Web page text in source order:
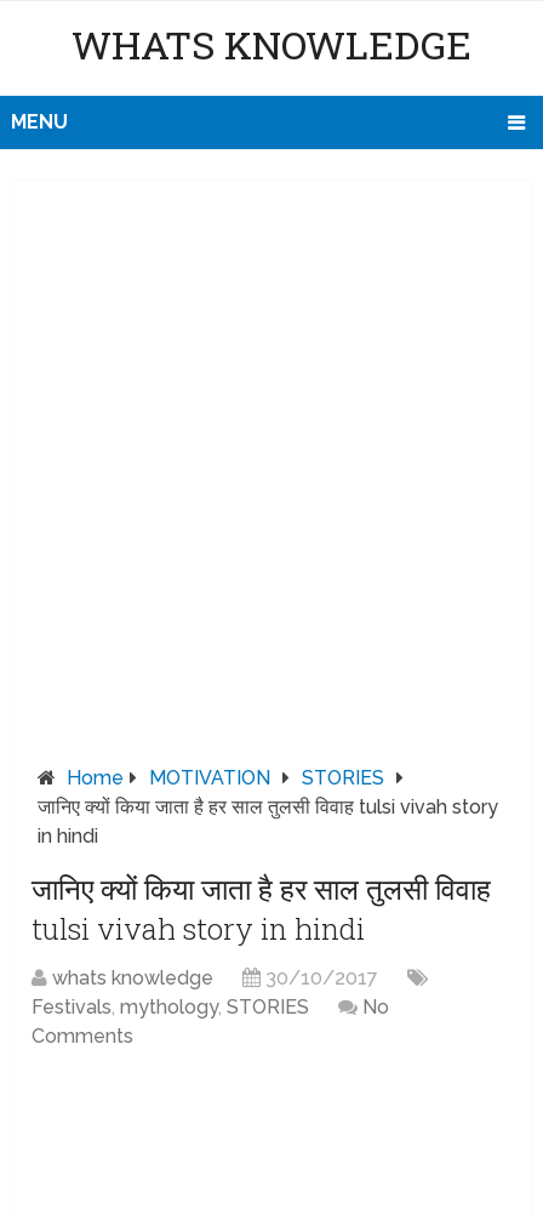
WHATS KNOWLEDGE
MENU
Home MOTIVATION
STORIES
जानिए क्यों किया जाता है हर साल तुलसी विवाह tulsi vivah story
in hindi
जानिए क्यों किया जाता है हर साल तुलसी विवाह
tulsi vivah story in hindi
whats knowledge
30/10/2017
Festivals,mythology,STORIES
No
Comments